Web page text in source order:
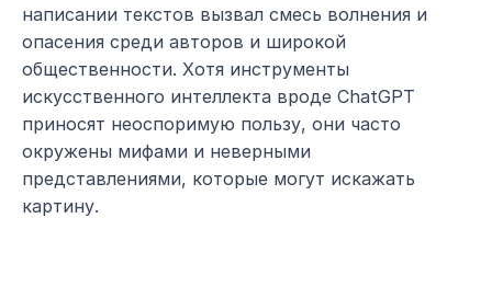
написании текстов вызвал смесь волнения и
опасения среди авторов и широкой
общественности. Хотя инструменты
искусственного интеллекта вроде ChatGPT
приносят неоспоримую пользу, они часто
окружены мифами и неверными
представлениями, которые могут искажать
картину.